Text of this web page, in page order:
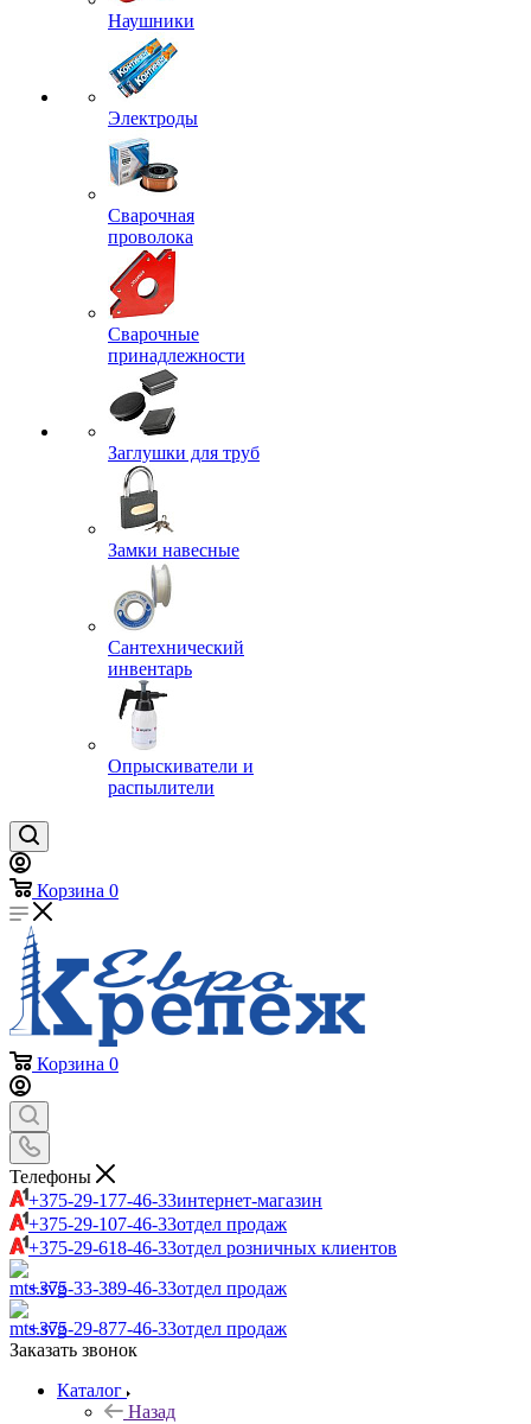
Наушники
Электроды
Сварочная
проволока
Сварочные
принадлежности
Заглушки для труб
Замки навесные
Сантехнический
инвентарь
Опрыскиватели и
распылители
Корзина 0
Корзина 0
Телефоны
+375-29-177-46-33интернет-магазин
+375-29-107-46-33отдел продаж
+375-29-618-46-33отдел розничных клиентов
+375-33-389-46-33отдел продаж
+375-29-877-46-33отдел продаж
Заказать звонок
Каталог
Назад